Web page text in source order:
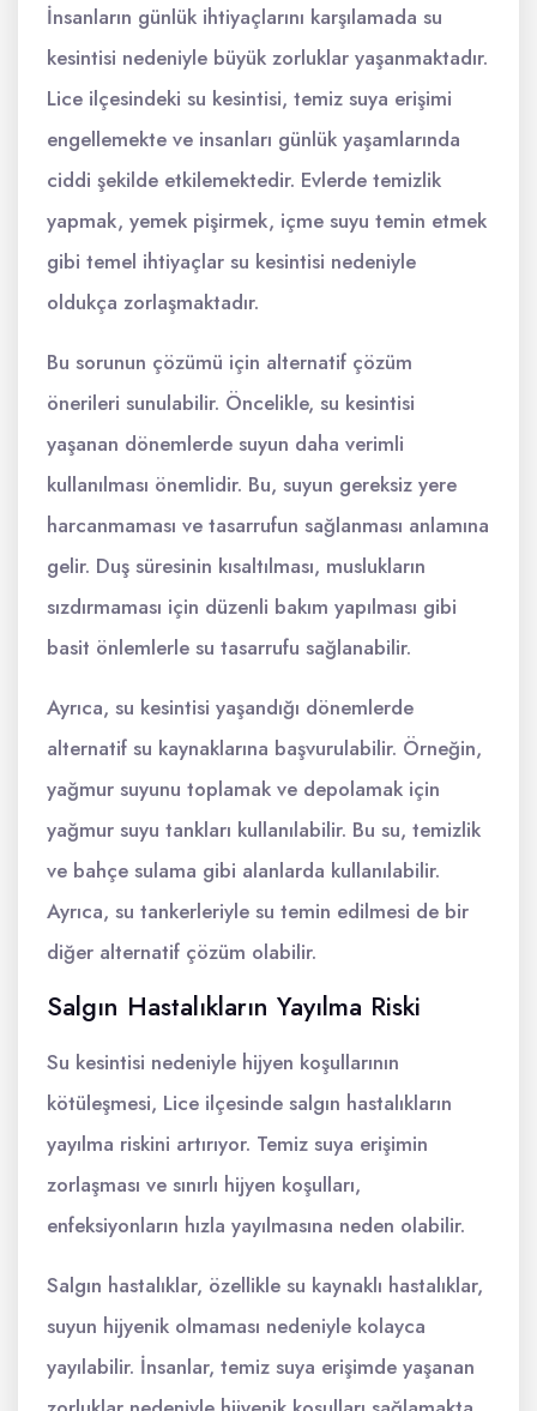
İnsanların günlük ihtiyaçlarını karşılamada su
kesintisi nedeniyle büyük zorluklar yaşanmaktadır.
Lice ilçesindeki su kesintisi, temiz suya erişimi
engellemekte ve insanları günlük yaşamlarında
ciddi şekilde etkilemektedir. Evlerde temizlik
yapmak, yemek pişirmek, içme suyu temin etmek
gibi temel ihtiyaçlar su kesintisi nedeniyle
oldukça zorlaşmaktadır.
Bu sorunun çözümü için alternatif çözüm
önerileri sunulabilir. Öncelikle, su kesintisi
yaşanan dönemlerde suyun daha verimli
kullanılması önemlidir. Bu, suyun gereksiz yere
harcanmaması ve tasarrufun sağlanması anlamına
gelir. Duş süresinin kısaltılması, muslukların
sızdırmaması için düzenli bakım yapılması gibi
basit önlemlerle su tasarrufu sağlanabilir.
Ayrıca, su kesintisi yaşandığı dönemlerde
alternatif su kaynaklarına başvurulabilir. Örneğin,
yağmur suyunu toplamak ve depolamak için
yağmur suyu tankları kullanılabilir. Bu su, temizlik
ve bahçe sulama gibi alanlarda kullanılabilir.
Ayrıca, su tankerleriyle su temin edilmesi de bir
diğer alternatif çözüm olabilir.
Salgın Hastalıkların Yayılma Riski
Su kesintisi nedeniyle hijyen koşullarının
kötüleşmesi, Lice ilçesinde salgın hastalıkların
yayılma riskini artırıyor. Temiz suya erişimin
zorlaşması ve sınırlı hijyen koşulları,
enfeksiyonların hızla yayılmasına neden olabilir.
Salgın hastalıklar, özellikle su kaynaklı hastalıklar,
suyun hijyenik olmaması nedeniyle kolayca
yayılabilir. İnsanlar, temiz suya erişimde yaşanan